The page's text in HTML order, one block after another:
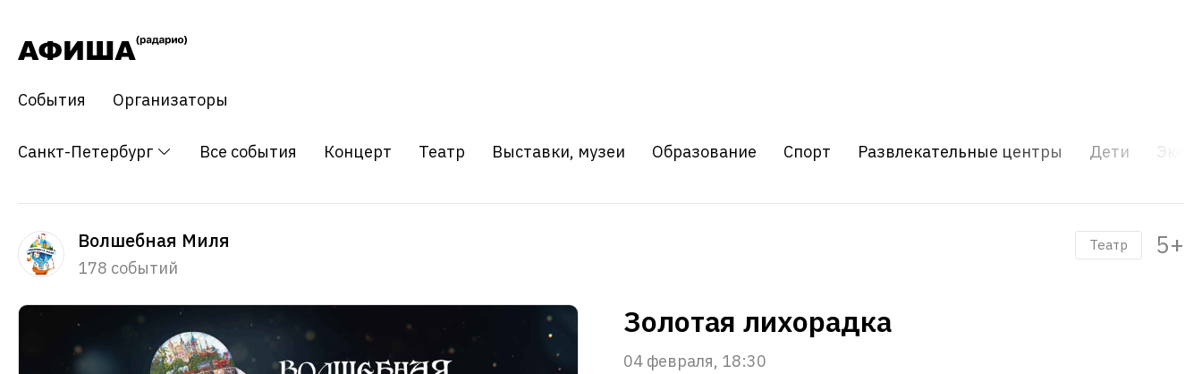
События Организаторы
Санкт-Петербург Все события Концерт Театр Выставки, музеи Образование Спорт Развлекательные центры Дети
Волшебная Миля
178 событий
Театр 5+
Золотая лихорадка
04 февраля, 18:30